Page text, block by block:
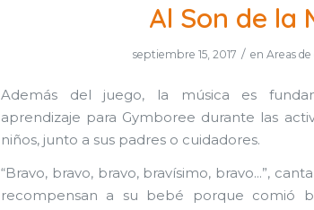
Al Son de la
septiembre 15, 2017 / en Areas
Además del juego, la música es
aprendizaje para Gymboree durante las
niños, junto a sus padres o cuidadores.
“Bravo, bravo, bravo, bravísimo, bravo…”,
recompensan a su bebé porque comió